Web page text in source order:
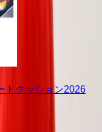
クッション2026